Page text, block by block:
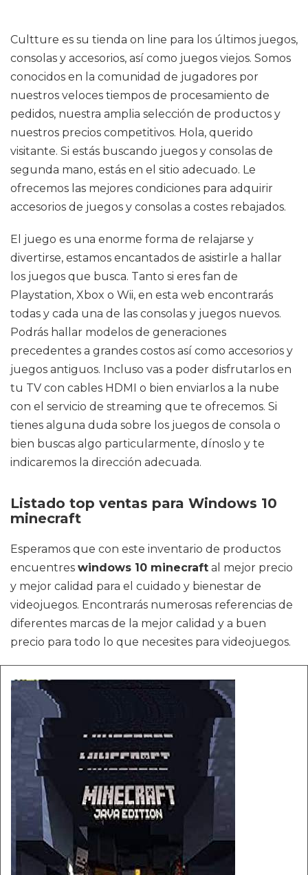
Cultture es su tienda on line para los últimos juegos,
consolas y accesorios, así como juegos viejos. Somos
conocidos en la comunidad de jugadores por
nuestros veloces tiempos de procesamiento de
pedidos, nuestra amplia selección de productos y
nuestros precios competitivos. Hola, querido
visitante. Si estás buscando juegos y consolas de
segunda mano, estás en el sitio adecuado. Le
ofrecemos las mejores condiciones para adquirir
accesorios de juegos y consolas a costes rebajados.
El juego es una enorme forma de relajarse y
divertirse, estamos encantados de asistirle a hallar
los juegos que busca. Tanto si eres fan de
Playstation, Xbox o Wii, en esta web encontrarás
todas y cada una de las consolas y juegos nuevos.
Podrás hallar modelos de generaciones
precedentes a grandes costos así como accesorios y
juegos antiguos. Incluso vas a poder disfrutarlos en
tu TV con cables HDMI o bien enviarlos a la nube
con el servicio de streaming que te ofrecemos. Si
tienes alguna duda sobre los juegos de consola o
bien buscas algo particularmente, dínoslo y te
indicaremos la dirección adecuada.
Listado top ventas para Windows 10
minecraft
Esperamos que con este inventario de productos
encuentres windows 10 minecraft al mejor precio
y mejor calidad para el cuidado y bienestar de
videojuegos. Encontrarás numerosas referencias de
diferentes marcas de la mejor calidad y a buen
precio para todo lo que necesites para videojuegos.